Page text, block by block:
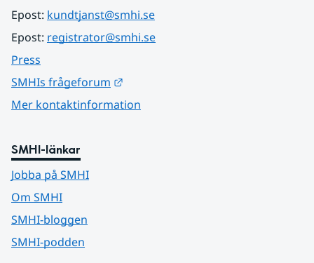
Epost: kundtjanst@smhi.se
Epost: registrator@smhi.se
Press
SMHIs frågeforum
Mer kontaktinformation
SMHI-länkar
Jobba på SMHI
Om SMHI
SMHI-bloggen
SMHI-podden